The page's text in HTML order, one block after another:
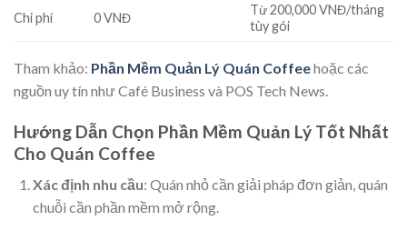
Chi phí 0 VNĐ
Từ 200,000 VNĐ/tháng
tùy gói
Tham khảo: Phần Mềm Quản Lý Quán Coffeehoặc các
nguồn uy tín như Café Business và POS Tech News.
Hướng Dẫn Chọn Phần Mềm Quản Lý Tốt Nhất
Cho Quán Coffee
Xác định nhu cầu: Quán nhỏ cần giải pháp đơn giản, quán
chuỗi cần phần mềm mở rộng.